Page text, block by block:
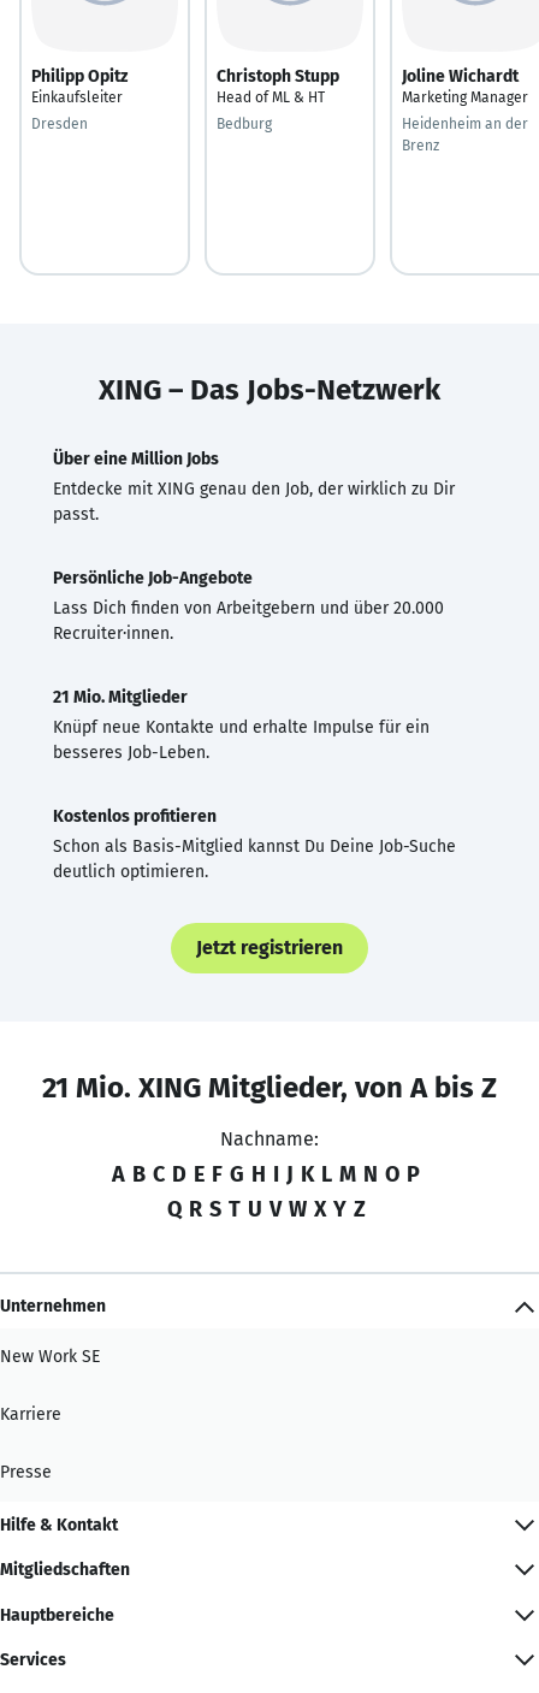
Philipp Opitz
Einkaufsleiter
Dresden
Christoph Stupp
Head of ML & HT
Bedburg
Joline Wichardt
Marketing Manager
Heidenheim an der
Brenz
XING – Das Jobs-Netzwerk
Über eine Million Jobs
Entdecke mit XING genau den Job, der wirklich zu Dir
passt.
Persönliche Job-Angebote
Lass Dich finden von Arbeitgebern und über 20.000
Recruiter·innen.
21 Mio. Mitglieder
Knüpf neue Kontakte und erhalte Impulse für ein
besseres Job-Leben.
Kostenlos profitieren
Schon als Basis-Mitglied kannst Du Deine Job-Suche
deutlich optimieren.
Jetzt registrieren
21 Mio. XING Mitglieder, von A bis Z
Nachname:
A B C D E F G H I J K L M N O P
Q R S T U V W X Y Z
Unternehmen
New Work SE
Karriere
Presse
Hilfe & Kontakt
Mitgliedschaften
Hauptbereiche
Services